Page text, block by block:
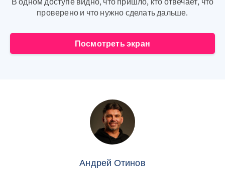
проверено и что нужно сделать дальше.
Посмотреть экран
Андрей Отинов